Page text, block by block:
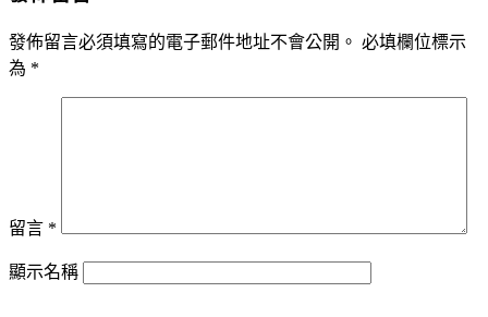
發佈留言必須填寫的電子郵件地址不會公開。 必填欄位標示
為 *
留言 *
顯示名稱